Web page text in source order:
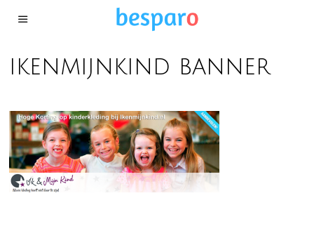
ikenmijnkind banner